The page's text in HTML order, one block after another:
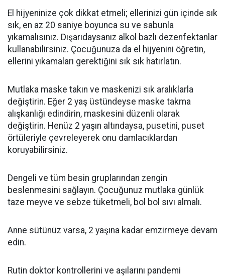
El hijyeninize çok dikkat etmeli; ellerinizi gün içinde sık
sık, en az 20 saniye boyunca su ve sabunla
yıkamalısınız. Dışarıdaysanız alkol bazlı dezenfektanlar
kullanabilirsiniz. Çocuğunuza da el hijyenini öğretin,
ellerini yıkamaları gerektiğini sık sık hatırlatın.
Mutlaka maske takın ve maskenizi sık aralıklarla
değiştirin. Eğer 2 yaş üstündeyse maske takma
alışkanlığı edindirin, maskesini düzenli olarak
değiştirin. Henüz 2 yaşın altındaysa, pusetini, puset
örtüleriyle çevreleyerek onu damlacıklardan
koruyabilirsiniz.
Dengeli ve tüm besin gruplarından zengin
beslenmesini sağlayın. Çocuğunuz mutlaka günlük
taze meyve ve sebze tüketmeli, bol bol sıvı almalı.
Anne sütünüz varsa, 2 yaşına kadar emzirmeye devam
edin.
Rutin doktor kontrollerini ve aşılarını pandemi